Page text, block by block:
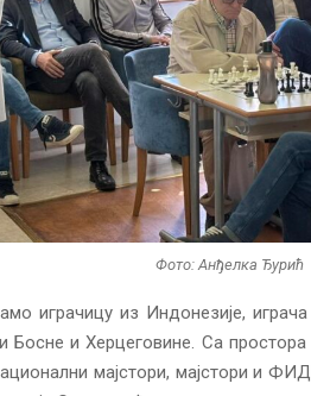
Фото: Анђелка Ђурић
играчицу из Индонезије,
Босне и Херцеговине. Са
мајстори, мајстори и